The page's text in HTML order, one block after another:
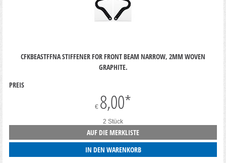
CFKBEASTFFNA STIFFENER FOR FRONT BEAM NARROW, 2MM WOVEN
GRAPHITE.
PREIS
€ 8,00*
2 Stück
AUF DIE MERKLISTE
IN DEN WARENKORB